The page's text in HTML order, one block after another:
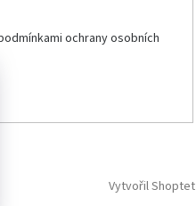
ochrany osobních
Vytvořil Shoptet